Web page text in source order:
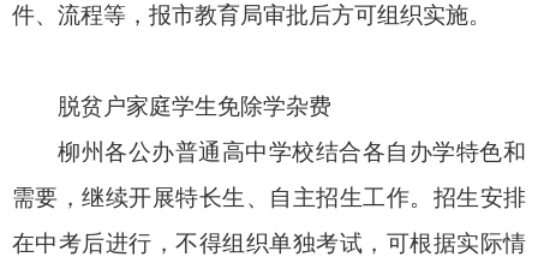
件、流程等，报市教育局审批后方可组织实施。
脱贫户家庭学生免除学杂费
柳州各公办普通高中学校结合各自办学特色和
需要，继续开展特长生、自主招生工作。招生安排
在中考后进行，不得组织单独考试，可根据实际情